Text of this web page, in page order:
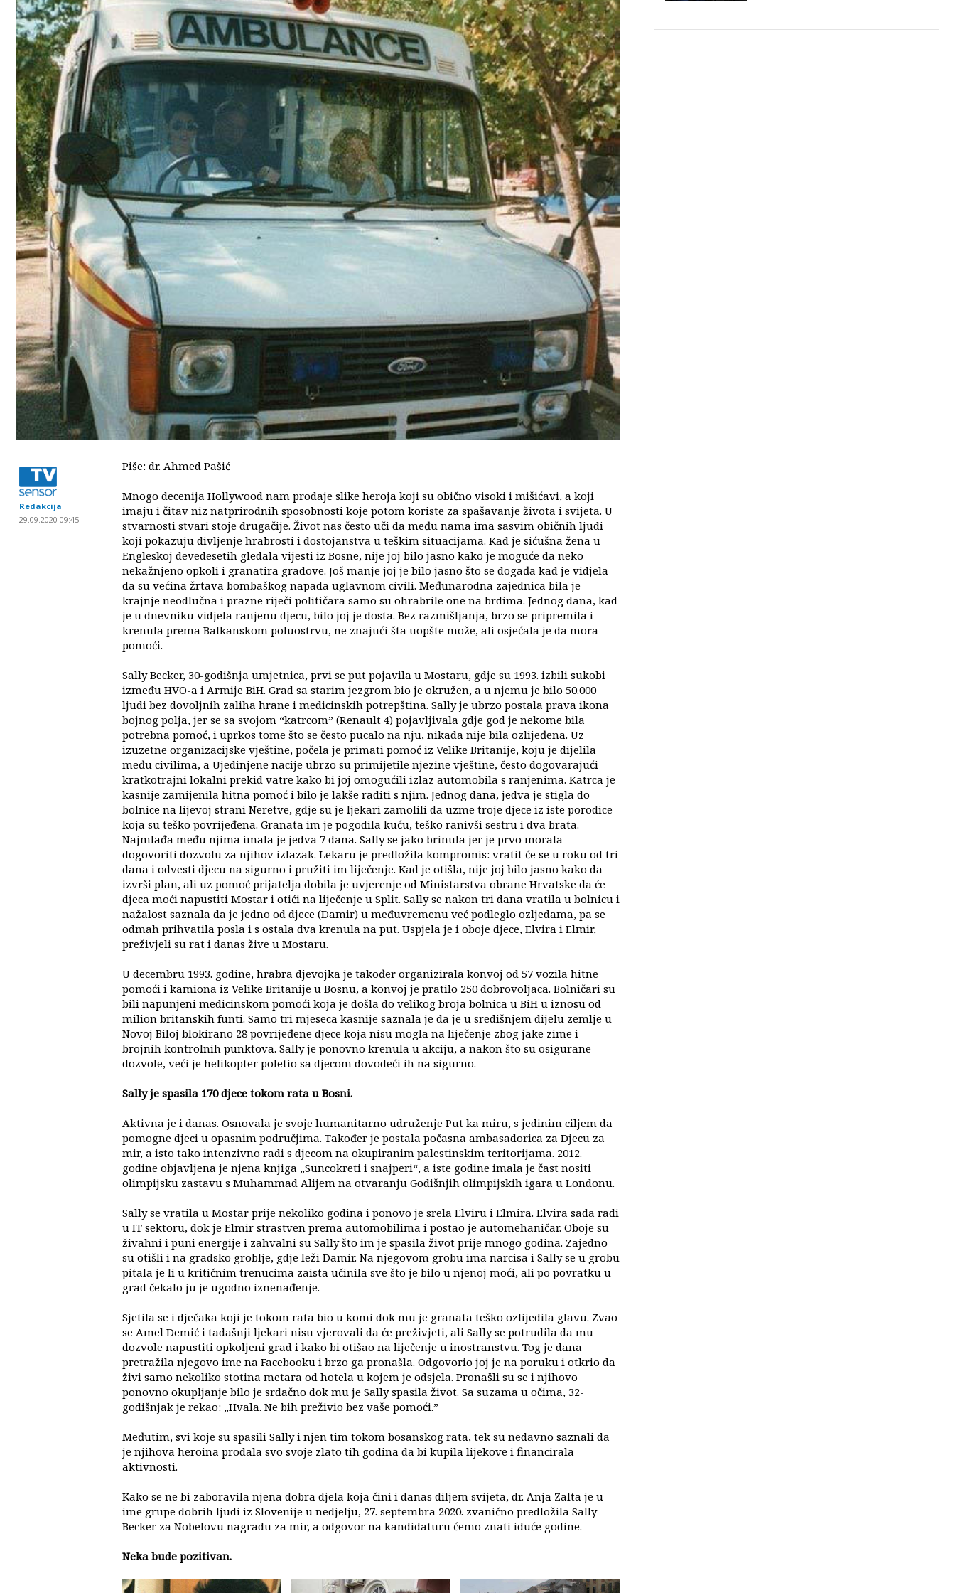
Redakcija
29.09.2020 09:45
Piše: dr. Ahmed Pa​š​i​ć
Mnogo decenija Hollywood nam prodaje slike heroja koji su obično visoki i mišićavi, a koji
imaju i čitav niz natprirodnih sposobnosti koje potom koriste za spašavanje života i svijeta. U
stvarnosti stvari stoje drugačije. Život nas često uči da među nama ima sasvim običnih ljudi
koji pokazuju divljenje hrabrosti i dostojanstva u teškim situacijama. Kad je sićušna ​ž​ena u
Engleskoj devedesetih gledala vijesti iz Bosne, nije joj bilo jasno kako je moguće da neko
nekažnjeno opkoli i granatira gradove. Još manje joj je bilo jasno što se događa kad je vidjela
da su većina žrtava bombaškog napada uglavnom civili. Međunarodna zajednica bila je
krajnje neodlučna i prazne riječi političara samo su ohrabrile one na brdima. Jednog dana, kad
je u dnevniku vidjela ranjenu djecu, bilo joj je dosta. Bez razmišljanja, brzo se pripremila i
krenula prema Balkanskom poluostrvu, ne znajući šta uopšte može, ali osjećala je da mora
pomoći.
Sally Becker, 30-godišnja umjetnica, prvi se put pojavila u Mostaru, gdje su 1993. izbili sukobi
između HVO-a i Armije BiH. Grad sa starim jezgrom bio je okružen, a u njemu je bilo 50.000
ljudi bez dovoljnih zaliha hrane i medicinskih potrepština. Sally je ubrzo postala prava ikona
bojnog polja, jer se sa svojom “katrcom” (Renault 4) pojavljivala gdje god je nekome bila
potrebna pomoć, i uprkos tome što se često pucalo na nju, nikada nije bila ozlijeđena. Uz
izuzetne organizacijske vještine, počela je primati pomoć iz Velike Britanije, koju je dijelila
među civilima, a Ujedinjene nacije ubrzo su primijetile njezine vještine, često dogovarajući
kratkotrajni lokalni prekid vatre kako bi joj omogućili izlaz automobila s ranjenima. Katrca je
kasnije zamijenila hitna pomoć i bilo je lakše raditi s njim. Jednog dana, jedva je stigla do
bolnice na lijevoj strani Neretve, gdje su je ljekari zamolili da uzme troje djece iz iste porodice
koja su teško povrijeđena. Granata im je pogodila kuću, teško ranivši sestru i dva brata.
Najmlađa među njima imala je jedva 7 dana. Sally se jako brinula jer je prvo morala
dogovoriti dozvolu za njihov izlazak. Lekaru je predložila kompromis: vratit će se u roku od tri
dana i odvesti djecu na sigurno i pružiti im liječenje. Kad je otišla, nije joj bilo jasno kako da
izvrši plan, ali uz pomoć prijatelja dobila je uvjerenje od Ministarstva obrane Hrvatske da će
djeca moći napustiti Mostar i otići na liječenje u Split. Sally se nakon tri dana vratila u bolnicu i
nažalost saznala da je jedno od djece (Damir) u međuvremenu već podleglo ozljedama, pa se
odmah prihvatila posla i s ostala dva krenula na put. Uspjela je i oboje djece, Elvira i Elmir,
preživjeli su rat i danas žive u Mostaru.
U decembru 1993. godine, hrabra djevojka je također organizirala konvoj od 57 vozila hitne
pomoći i kamiona iz Velike Britanije u Bosnu, a konvoj je pratilo 250 dobrovoljaca. Bolničari su
bili napunjeni medicinskom pomoći koja je došla do velikog broja bolnica u BiH u iznosu od
milion britanskih funti. Samo tri mjeseca kasnije saznala je da je u središnjem dijelu zemlje u
Novoj Biloj blokirano 28 povrijeđene djece koja nisu mogla na liječenje zbog jake zime i
brojnih kontrolnih punktova. Sally je ponovno krenula u akciju, a nakon što su osigurane
dozvole, veći je helikopter poletio sa djecom dovodeći ih na sigurno.
Sally je spasila 170 djece tokom rata u Bosni.
Aktivna je i danas. Osnovala je svoje humanitarno udruženje Put ka miru, s jedinim ciljem da
pomogne djeci u opasnim područjima. Također je postala počasna ambasadorica za Djecu za
mir, a isto tako intenzivno radi s djecom na okupiranim palestinskim teritorijama. 2012.
godine objavljena je njena knjiga „Suncokreti i snajperi“, a iste godine imala je čast nositi
olimpijsku zastavu s Muhammad Alijem na otvaranju Godišnjih olimpijskih igara u Londonu.
Sally se vratila u Mostar prije nekoliko godina i ponovo je srela Elviru i Elmira. Elvira sada radi
u IT sektoru, dok je Elmir strastven prema automobilima i postao je automehaničar. Oboje su
živahni i puni energije i zahvalni su Sally što im je spasila život prije mnogo godina. Zajedno
su otišli i na gradsko groblje, gdje leži Damir. Na njegovom grobu ima narcisa i Sally se u grobu
pitala je li u kritičnim trenucima zaista učinila sve što je bilo u njenoj moći, ali po povratku u
grad čekalo ju je ugodno iznenađenje.
Sjetila se i dječaka koji je tokom rata bio u komi dok mu je granata teško ozlijedila glavu. Zvao
se Amel Demić i tadašnji ljekari nisu vjerovali da će preživjeti, ali Sally se potrudila da mu
dozvole napustiti opkoljeni grad i kako bi oti​š​ao na lije​č​enje u inostranstvu. Tog je dana
pretražila njegovo ime na Facebooku i brzo ga pronašla. Odgovorio joj je na poruku i otkrio da
živi samo nekoliko stotina metara od hotela u kojem je odsjela. Pronašli su se i njihovo
ponovno okupljanje bilo je srdačno dok mu je Sally spasila život. Sa suzama u očima, 32-
godišnjak je rekao: „Hvala. Ne bih preživio bez vaše pomoći.”
Međutim, svi koje su spasili Sally i njen tim tokom bosanskog rata, tek su nedavno saznali da
je njihova heroina prodala svo svoje zlato tih godina da bi kupila lijekove i financirala
aktivnosti.
Kako se ne bi zaboravila njena dobra djela koja ​č​ini i danas diljem svijeta, dr. Anja Zalta je u
ime grupe dobrih ljudi iz Slovenije u nedjelju, 27. septembra 2020. zvani​č​no predlo​ž​ila Sally
Becker za Nobelovu nagradu za mir, a odgovor na kandidaturu ​ć​emo znati idu​ć​e godine.
Neka bude pozitivan.